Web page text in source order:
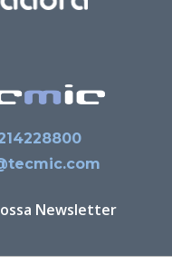
Newsletter